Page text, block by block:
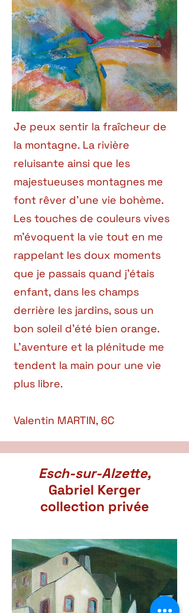
Je peux sentir la fraîcheur de
la montagne. La rivière
reluisante ainsi que les
majestueuses montagnes me
font rêver d’une vie bohème.
Les touches de couleurs vives
m’évoquent la vie tout en me
rappelant les doux moments
que je passais quand j’étais
enfant, dans les champs
derrière les jardins, sous un
bon soleil d’été bien orange.
L’aventure et la plénitude me
tendent la main pour une vie
plus libre.
Valentin MARTIN, 6C
Esch-sur-Alzette,
Gabriel Kerger
collection privée